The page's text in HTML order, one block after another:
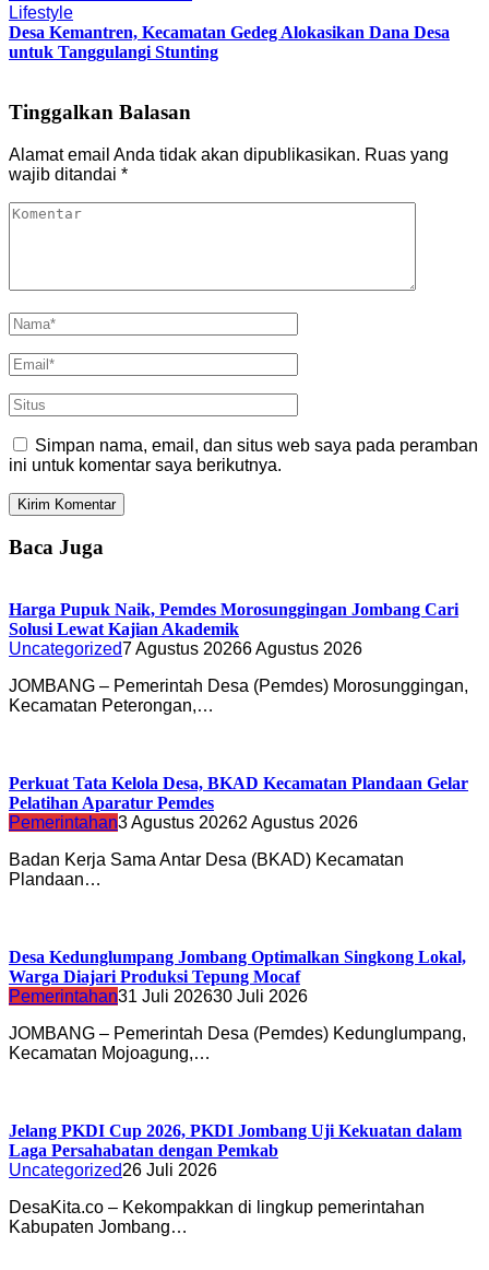
Lifestyle
Desa Kemantren, Kecamatan Gedeg Alokasikan Dana Desa
untuk Tanggulangi Stunting
Tinggalkan Balasan
Alamat email Anda tidak akan dipublikasikan. Ruas yang
wajib ditandai *
Simpan nama, email, dan situs web saya pada peramban
ini untuk komentar saya berikutnya.
Baca Juga
Harga Pupuk Naik, Pemdes Morosunggingan Jombang Cari
Solusi Lewat Kajian Akademik
Uncategorized7 Agustus 20266 Agustus 2026
JOMBANG – Pemerintah Desa (Pemdes) Morosunggingan,
Kecamatan Peterongan,…
Perkuat Tata Kelola Desa, BKAD Kecamatan Plandaan Gelar
Pelatihan Aparatur Pemdes
Pemerintahan3 Agustus 20262 Agustus 2026
Badan Kerja Sama Antar Desa (BKAD) Kecamatan
Plandaan…
Desa Kedunglumpang Jombang Optimalkan Singkong Lokal,
Warga Diajari Produksi Tepung Mocaf
Pemerintahan31 Juli 202630 Juli 2026
JOMBANG – Pemerintah Desa (Pemdes) Kedunglumpang,
Kecamatan Mojoagung,…
Jelang PKDI Cup 2026, PKDI Jombang Uji Kekuatan dalam
Laga Persahabatan dengan Pemkab
Uncategorized26 Juli 2026
DesaKita.co – Kekompakkan di lingkup pemerintahan
Kabupaten Jombang…